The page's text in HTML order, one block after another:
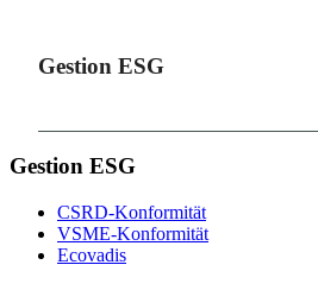
Gestion ESG
Gestion ESG
CSRD-Konformität
VSME-Konformität
Ecovadis